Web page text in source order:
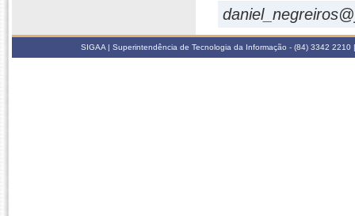
SIGAA | Superintendência de Tecnologia da Informação - (84) 3342